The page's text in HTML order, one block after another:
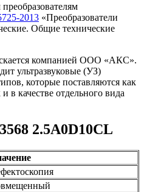
2013 «Преобразователи
Общие технические
компанией ООО «АКС».
ультразвуковые (УЗ)
которые поставляются как
в качестве отдельного вида
2.5A0D10CL